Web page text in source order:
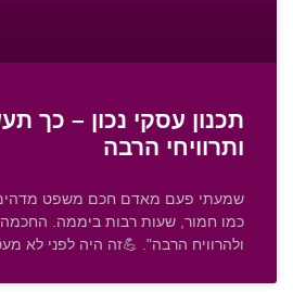
תכנון עסקי נכון – כך
ותרוויחי הרבה
שמעתי פעם מאדם חכם משפט
כמו חמור, שעות רבות ביממה.
ולהרוויח הרבה". 💪זה היה לפני לא